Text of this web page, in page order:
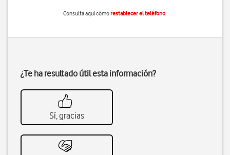
Consulta aquí cómorestablecer el teléfono.
¿Te ha resultado útil esta información?
Sí, gracias